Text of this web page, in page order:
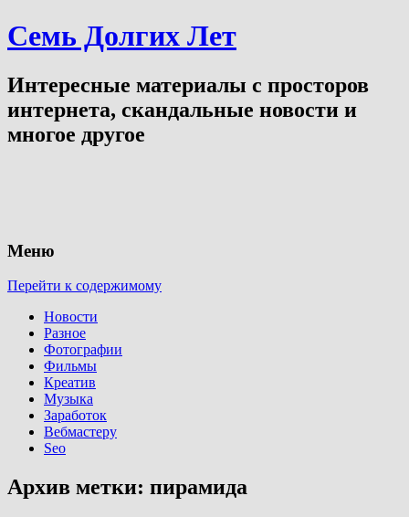
Семь Долгих Лет
Интересные материалы с просторов
интернета, скандальные новости и
многое другое
Меню
Перейти к содержимому
Новости
Разное
Фотографии
Фильмы
Креатив
Музыка
Заработок
Вебмастеру
Seo
Архив метки: пирамида